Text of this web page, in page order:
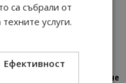
от…”: Петрич – Изживяване
са събрали от
услуги.
Ефективност